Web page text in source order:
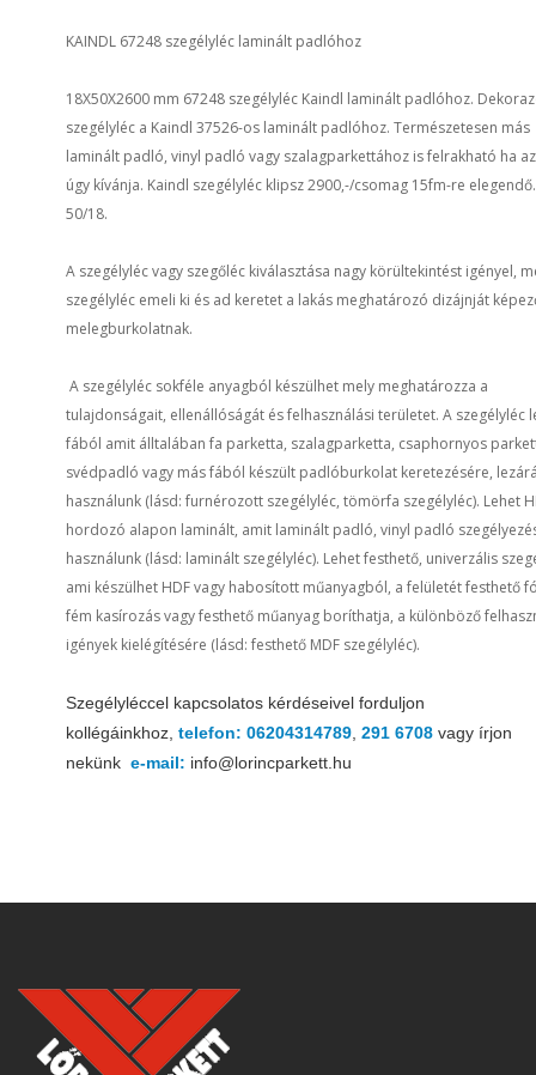
KAINDL 67248 szegélyléc laminált padlóhoz
18X50X2600 mm 67248 szegélyléc Kaindl laminált padlóhoz.
szegélyléc a Kaindl 37526-os laminált padlóhoz. Természetesen más
laminált padló, vinyl padló vagy szalagparkettához is felrakható ha
úgy kívánja. Kaindl szegélyléc klipsz 2900,-/csomag 15fm-re
50/18.
A szegélyléc vagy szegőléc kiválasztása nagy körültekintést igényel,
szegélyléc emeli ki és ad keretet a lakás meghatározó dizájnját
melegburkolatnak.
A szegélyléc sokféle anyagból készülhet mely meghatározza a
tulajdonságait, ellenállóságát és felhasználási területet. A szegélyléc
fából amit álltalában fa parketta, szalagparketta, csaphornyos
svédpadló vagy más fából készült padlóburkolat keretezésére,
használunk (lásd: furnérozott szegélyléc, tömörfa szegélyléc). Lehet
hordozó alapon laminált, amit laminált padló, vinyl padló
használunk (lásd: laminált szegélyléc). Lehet festhető, univerzális
ami készülhet HDF vagy habosított műanyagból, a felületét festhető
fém kasírozás vagy festhető műanyag boríthatja, a különböző
igények kielégítésére (lásd: festhető MDF szegélyléc).
Szegélyléccel kapcsolatos kérdéseivel forduljon
kollégáinkhoz, telefon: 06204314789 291 6708 vagy írjon
nekünk e-mail: info@lorincparkett.hu